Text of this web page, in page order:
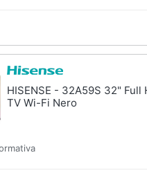
HISENSE - 32A59S 32" Full
TV Wi-Fi Nero